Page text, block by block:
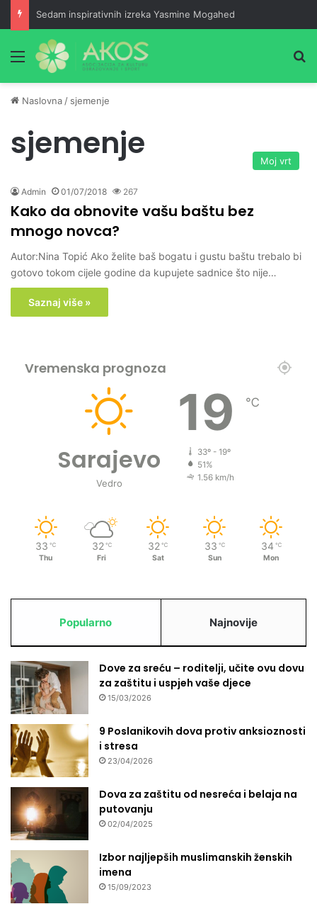
Sedam inspirativnih izreka Yasmine Mogahed
Meni
Naslovna / sjemenje
sjemenje Moj vrt
Admin 01/07/2018 267
Kako da obnovite vašu baštu bez
mnogo novca?
Autor:Nina Topić Ako želite baš bogatu i gustu baštu trebalo bi
gotovo tokom cijele godine da kupujete sadnice što nije…
Saznaj više »
Vremenska prognoza
Sarajevo
Vedro
19 ℃
33º - 19º
51%
1.56 km/h
33 ℃
Thu
32 ℃
Fri
32 ℃
Sat
33 ℃
Sun
34 ℃
Mon
Popularno Najnovije
Dove za sreću – roditelji, učite ovu dovu
za zaštitu i uspjeh vaše djece
15/03/2026
9 Poslanikovih dova protiv anksioznosti
i stresa
23/04/2026
Dova za zaštitu od nesreća i belaja na
putovanju
02/04/2025
Izbor najljepših muslimanskih ženskih
imena
15/09/2023